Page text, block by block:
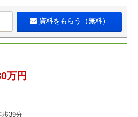
資料をもらう（無料）
万円
歩39分